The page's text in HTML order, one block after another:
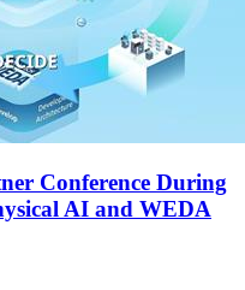
Conference During
AI and WEDA